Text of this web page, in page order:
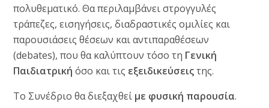
πολυθεματικό. Θα περιλαμβάνει στρογγυλές
τράπεζες, εισηγήσεις, διαδραστικές ομιλίες και
παρουσιάσεις θέσεων και αντιπαραθέσεων
(debates), που θα καλύπτουν τόσο τη Γενική
Παιδιατρική όσο και τις εξειδικεύσειςτης.
Το Συνέδριο θα διεξαχθεί με φυσική παρουσία.